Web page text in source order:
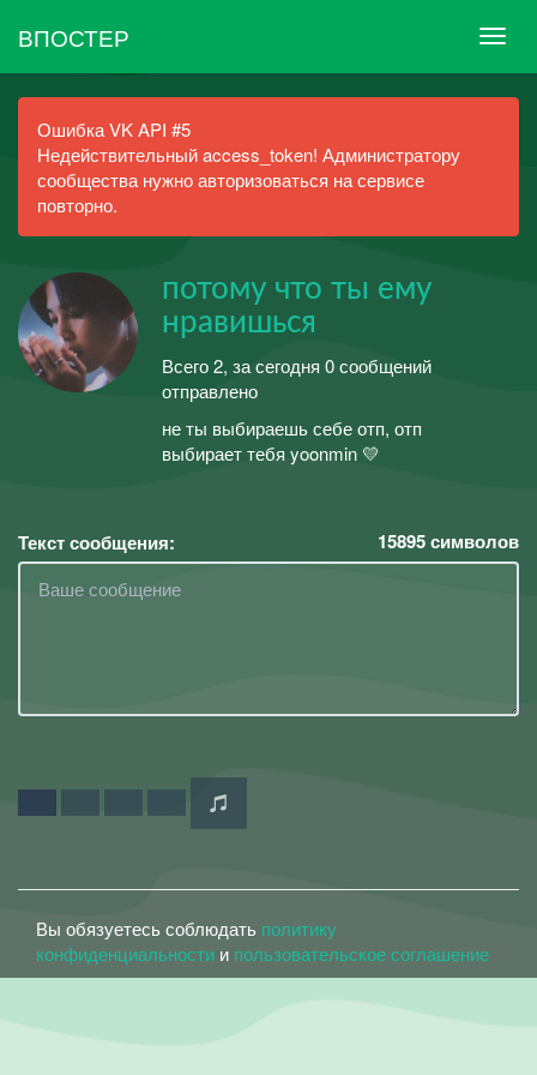
ВПОСТЕР
Ошибка VK API #5
Недействительный access_token! Администратору
сообщества нужно авторизоваться на сервисе
повторно.
потому что ты ему
нравишься
Всего 2, за сегодня 0 сообщений
отправлено
не ты выбираешь себе отп, отп
выбирает тебя yoonmin 💛
Текст сообщения: 15895символов
Вы обязуетесь соблюдать политику
конфиденциальности и пользовательское соглашение